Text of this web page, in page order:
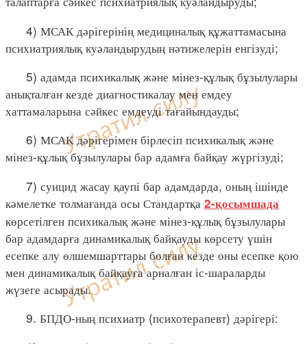
4) МСАК дәрігерінің медициналық құжаттамасына
психиатриялық куәландырудың нәтижелерін енгізуді;
5) адамда психикалық және мінез-құлық бұзылулары
анықталған кезде диагностикалау мен емдеу
хаттамаларына сәйкес емдеуді тағайындауды;
6) МСАК дәрігерімен бірлесіп психикалық және
мінез-құлық бұзылулары бар адамға байқау жүргізуді;
7) суицид жасау қаупі бар адамдарда, оның ішінде
кәмелетке толмағанда осы Стандартқа 2-қосымшада
көрсетілген психикалық және мінез-құлық бұзылулары
бар адамдарға динамикалық байқауды көрсету үшін
есепке алу өлшемшарттары болған кезде оны есепке қою
мен динамикалық байқауға арналған іс-шараларды
жүзеге асырады.
9. БПДО-ның психиатр (психотерапевт) дәрігері: